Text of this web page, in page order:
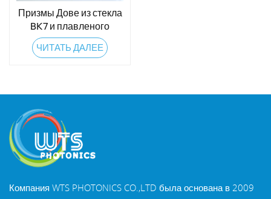
Призмы Дове из стекла
BK7 и плавленого
кварца
ЧИТАТЬ ДАЛЕЕ
Компания WTS PHOTONICS CO.,LTD была основана в 2009